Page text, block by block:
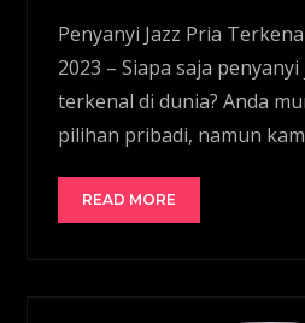
Penyanyi Jazz Pria
2023 – Siapa saja
terkenal di dunia? Anda
pilihan pribadi, namun
READ MORE